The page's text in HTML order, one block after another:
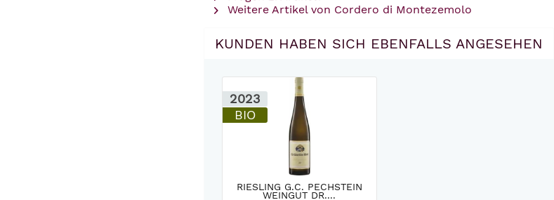
Weitere Artikel von Cordero di Montezemolo
KUNDEN HABEN SICH EBENFALLS ANGESEHEN
2023
BIO
RIESLING G.C. PECHSTEIN
WEINGUT DR....